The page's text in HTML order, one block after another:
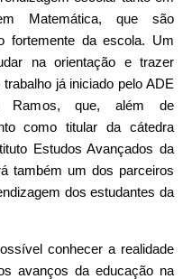
Matemática, que são
fortemente da escola. Um
na orientação e trazer
já iniciado pelo ADE
Ramos, que, além de
como titular da cátedra
Estudos Avançados da
também um dos parceiros
dos estudantes da
conhecer a realidade
avanços da educação na